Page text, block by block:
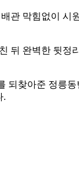
관 막힘없이 시
뒤 완벽한 뒷정
되찾아준 정릉동
.